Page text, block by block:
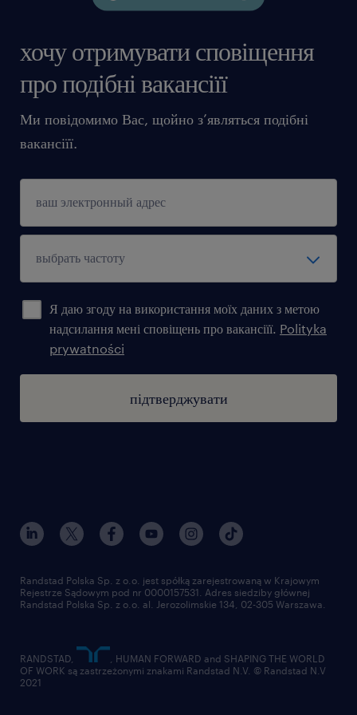
хочу отримувати сповіщення
про подібні вакансіїї
Ми повідомимо Вас, щойно з’являться подібні
вакансіїї.
Я даю згоду на використання моїх даних з метою
надсилання мені сповіщень про вакансіїї. Polityka
prywatności
підтверджувати
Randstad Polska Sp. z o.o. jest spółką zarejestrowaną w Krajowym
Rejestrze Sądowym pod nr 0000157531. Adres siedziby głównej
Randstad Polska Sp. z o.o. al. Jerozolimskie 134, 02-305 Warszawa.
RANDSTAD,
, HUMAN FORWARD and SHAPING THE WORLD
OF WORK są zastrzeżonymi znakami Randstad N.V. © Randstad N.V
2021